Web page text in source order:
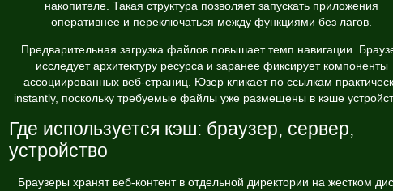
накопителе. Такая структура позволяет запускать приложения
оперативнее и переключаться между функциями без лагов.
Предварительная загрузка файлов повышает темп навигации.
исследует архитектуру ресурса и заранее фиксирует компоненты
ассоциированных веб-страниц. Юзер кликает по ссылкам
instantly, поскольку требуемые файлы уже размещены в кэше
Где используется кэш: браузер, сервер,
устройство
Браузеры хранят веб-контент в отдельной директории на жестком